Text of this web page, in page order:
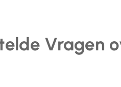
Vragen